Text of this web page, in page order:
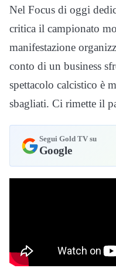
Nel Focus di oggi
critica il campionato
manifestazione
conto di un business
spettacolo calcistico è
sbagliati. Ci rimette il
Segui Gold TV su
Google